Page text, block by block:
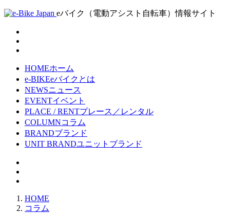
eバイク（電動アシスト自転車）情報サイト
HOMEホーム
e-BIKEeバイクとは
NEWSニュース
EVENTイベント
PLACE / RENTプレース／レンタル
COLUMNコラム
BRANDブランド
UNIT BRANDユニットブランド
HOME
コラム